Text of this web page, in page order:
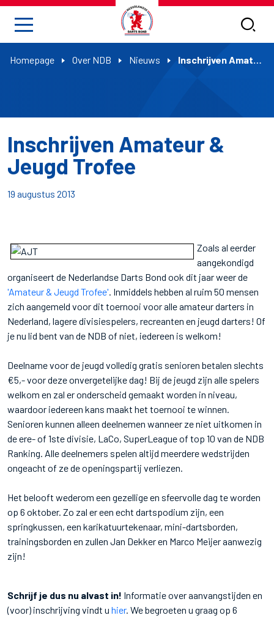
Homepage Over NDB Nieuws Inschrijven Amateur & Jeugd Trofee
Inschrijven Amateur &
Jeugd Trofee
19 augustus 2013
Zoals al eerder
aangekondigd
organiseert de Nederlandse Darts Bond ook dit jaar weer de
'Amateur & Jeugd Trofee'. Inmiddels hebben al ruim 50 mensen
zich aangemeld voor dit toernooi voor alle amateur darters in
Nederland, lagere divisiespelers, recreanten en jeugd darters! Of
je nu lid bent van de NDB of niet, iedereen is welkom!
Deelname voor de jeugd volledig gratis senioren betalen slechts
€5,- voor deze onvergetelijke dag! Bij de jeugd zijn alle spelers
welkom en zal er onderscheid gemaakt worden in niveau,
waardoor iedereen kans maakt het toernooi te winnen.
Senioren kunnen alleen deelnemen wanneer ze niet uitkomen in
de ere- of 1ste divisie, LaCo, SuperLeague of top 10 van de NDB
Ranking. Alle deelnemers spelen altijd meerdere wedstrijden
ongeacht of ze de openingspartij verliezen.
Het belooft wederom een gezellige en sfeervolle dag te worden
op 6 oktober. Zo zal er een echt dartspodium zijn, een
springkussen, een karikatuurtekenaar, mini-dartsborden,
trainingsborden en zullen Jan Dekker en Marco Meijer aanwezig
zijn!
Schrijf je dus nu alvast in! Informatie over aanvangstijden en
(voor) inschrijving vindt u hier. We begroeten u graag op 6